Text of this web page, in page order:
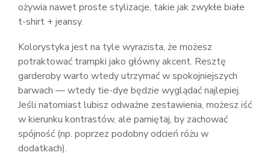
ożywia nawet proste stylizacje, takie jak zwykłe białe
t-shirt + jeansy.
Kolorystyka jest na tyle wyrazista, że możesz
potraktować trampki jako główny akcent. Resztę
garderoby warto wtedy utrzymać w spokojniejszych
barwach — wtedy tie-dye będzie wyglądać najlepiej.
Jeśli natomiast lubisz odważne zestawienia, możesz iść
w kierunku kontrastów, ale pamiętaj, by zachować
spójność (np. poprzez podobny odcień różu w
dodatkach).